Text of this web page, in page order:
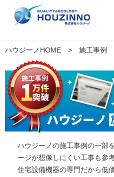
ハウジーノHOME 施工事例
ハウジーノの施工事例の一部
ージが想像しにくい工事も参
住宅設備機器の専門だから低